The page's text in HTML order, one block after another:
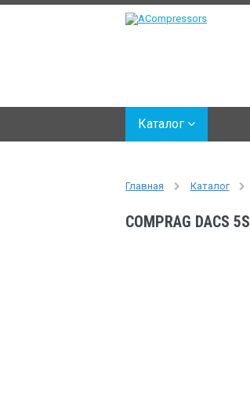
Каталог
Главная Каталог
COMPRAG DACS 5S